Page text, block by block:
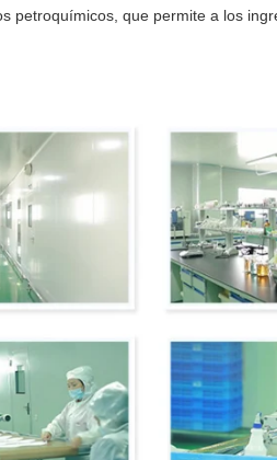
petroquímicos, que permite a los